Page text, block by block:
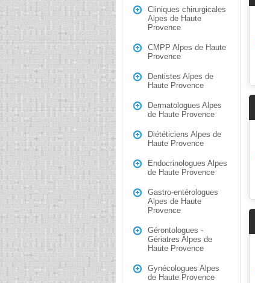
Cliniques chirurgicales
Alpes de Haute
Provence
CMPP Alpes de Haute
Provence
Dentistes Alpes de
Haute Provence
Dermatologues Alpes
de Haute Provence
Diététiciens Alpes de
Haute Provence
Endocrinologues Alpes
de Haute Provence
Gastro-entérologues
Alpes de Haute
Provence
Gérontologues -
Gériatres Alpes de
Haute Provence
Gynécologues Alpes
de Haute Provence